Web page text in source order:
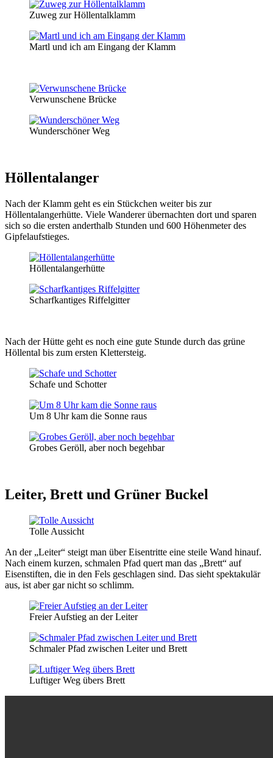
Zuweg zur Höllentalklamm
Martl und ich am Eingang der Klamm
Verwunschene Brücke
Wunderschöner Weg
Höllentalanger
Nach der Klamm geht es ein Stückchen weiter bis zur
Höllentalangerhütte. Viele Wanderer übernachten dort und sparen
sich so die ersten anderthalb Stunden und 600 Höhenmeter des
Gipfelaufstieges.
Höllentalangerhütte
Scharfkantiges Riffelgitter
Nach der Hütte geht es noch eine gute Stunde durch das grüne
Höllental bis zum ersten Klettersteig.
Schafe und Schotter
Um 8 Uhr kam die Sonne raus
Grobes Geröll, aber noch begehbar
Leiter, Brett und Grüner Buckel
Tolle Aussicht
An der „Leiter“ steigt man über Eisentritte eine steile Wand hinauf.
Nach einem kurzen, schmalen Pfad quert man das „Brett“ auf
Eisenstiften, die in den Fels geschlagen sind. Das sieht spektakulär
aus, ist aber gar nicht so schlimm.
Freier Aufstieg an der Leiter
Schmaler Pfad zwischen Leiter und Brett
Luftiger Weg übers Brett